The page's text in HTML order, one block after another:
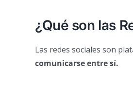
¿Qué son las
Las redes sociales son
comunicarse entre sí.